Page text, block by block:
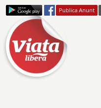
Publica Anunt